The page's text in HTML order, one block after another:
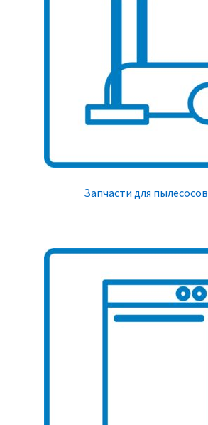
Запчасти для пылесосов